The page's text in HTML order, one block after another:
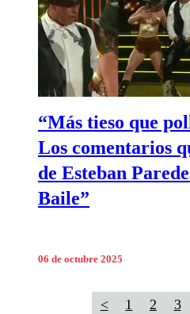
“Más tieso que
Los comentarios
de Esteban
Baile”
06 de octubre 2025
< 1 2 3